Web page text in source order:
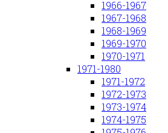
1966-1967
1967-1968
1968-1969
1969-1970
1970-1971
1971-1980
1971-1972
1972-1973
1973-1974
1974-1975